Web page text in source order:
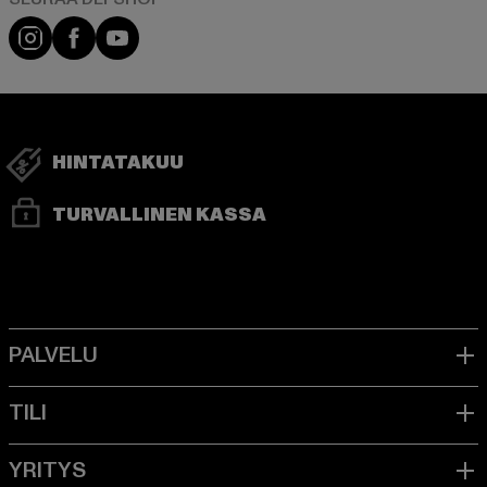
Visit our Instagram page:
Visit our Facebook page:
Visit our YouTube channel:
HINTATAKUU
TURVALLINEN KASSA